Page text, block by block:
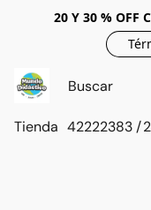
20 Y 30 % OFF
Tienda 42222383 /